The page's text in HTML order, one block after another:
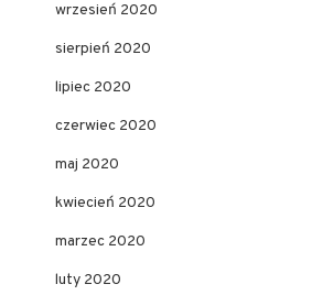
wrzesień 2020
sierpień 2020
lipiec 2020
czerwiec 2020
maj 2020
kwiecień 2020
marzec 2020
luty 2020